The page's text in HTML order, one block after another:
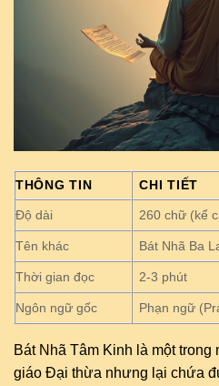
THÔNG TIN CHI TIẾT
Độ dài 260 chữ (kể
Tên khác Bát Nhã Ba
Thời gian đọc 2-3 phút
Ngôn ngữ gốc Phạn ngữ
Bát Nhã Tâm Kinh là một
giáo Đại thừa nhưng lại chứa